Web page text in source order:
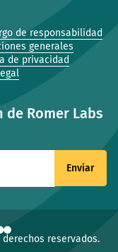
de responsabilidad
generales
de privacidad
Romer Labs
reservados.